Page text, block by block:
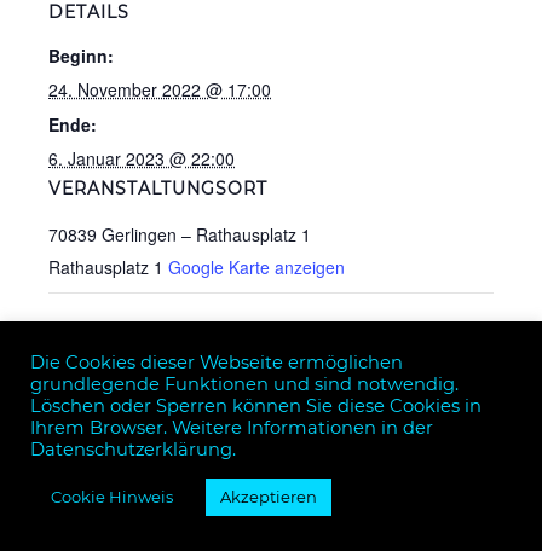
DETAILS
Beginn:
24. November 2022 @ 17:00
Ende:
6. Januar 2023 @ 22:00
VERANSTALTUNGSORT
70839 Gerlingen – Rathausplatz 1
Rathausplatz 1 Google Karte anzeigen
BEWERBUNG
IMPRESSUM
Die Cookies dieser Webseite ermöglichen
grundlegende Funktionen und sind notwendig.
Löschen oder Sperren können Sie diese Cookies in
Ihrem Browser. Weitere Informationen in der
Datenschutzerklärung.
Cookie Hinweis Akzeptieren